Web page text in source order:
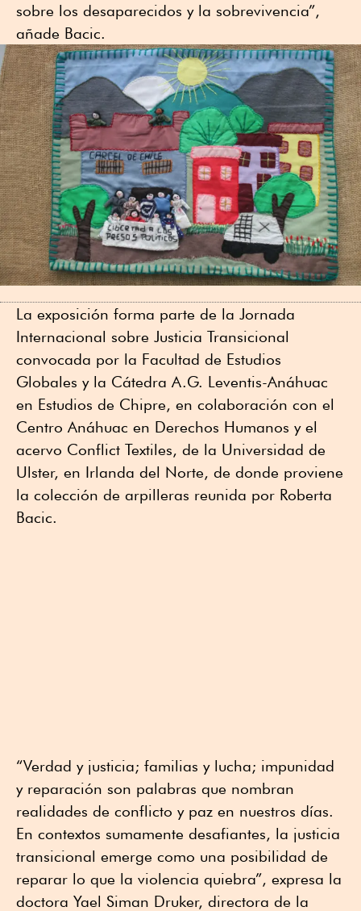
sobre los desaparecidos y la sobrevivencia”,
añade Bacic.
La exposición forma parte de la Jornada
Internacional sobre Justicia Transicional
convocada por la Facultad de Estudios
Globales y la Cátedra A.G. Leventis-Anáhuac
en Estudios de Chipre, en colaboración con el
Centro Anáhuac en Derechos Humanos y el
acervo Conflict Textiles, de la Universidad de
Ulster, en Irlanda del Norte, de donde proviene
la colección de arpilleras reunida por Roberta
Bacic.
“Verdad y justicia; familias y lucha; impunidad
y reparación son palabras que nombran
realidades de conflicto y paz en nuestros días.
En contextos sumamente desafiantes, la justicia
transicional emerge como una posibilidad de
reparar lo que la violencia quiebra”, expresa la
doctora Yael Siman Druker, directora de la